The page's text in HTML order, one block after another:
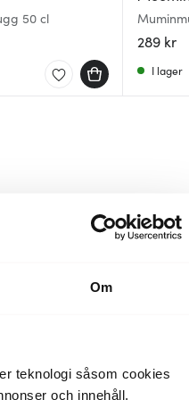
Om
teknologi såsom cookies
och innehåll,
50 cl
Talk it all
289 kr
I lager